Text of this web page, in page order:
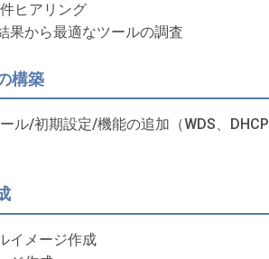
ヒアリング
果から最適なツールの調査
構築
ル/初期設定/機能の追加（WDS、DHCP
イメージ作成